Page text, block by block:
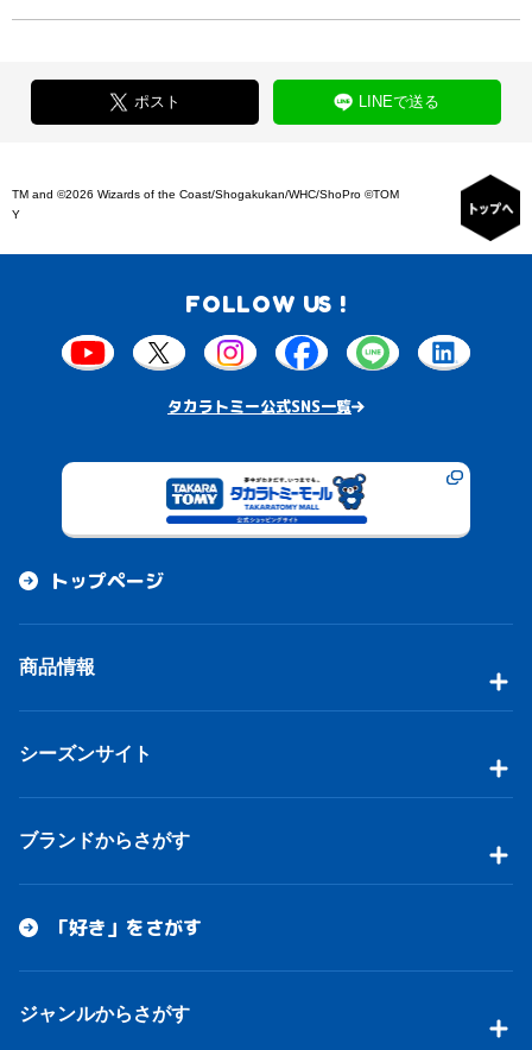
ポスト LINEで送る
TM and ©2026 Wizards of the Coast/Shogakukan/WHC/ShoPro ©TOM
Y
FOLLOW US !
タカラトミー公式SNS一覧
トップページ
商品情報
シーズンサイト
ブランドからさがす
「好き」をさがす
ジャンルからさがす